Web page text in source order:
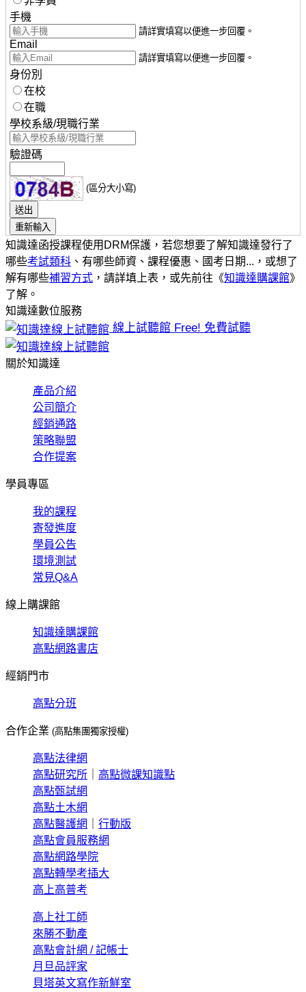
手機
請詳實填寫以便進一步回覆。
Email
請詳實填寫以便進一步回覆。
身份別
在校
在職
學校系級/現職行業
驗證碼
(區分大小寫)
知識達函授課程使用DRM保護，若您想要了解知識達發行了
哪些考試類科 、有哪些師資、課程優惠、國考日期...，或想了
解有哪些補習方式 ，請詳填上表，或先前往《知識達購課館》
了解。
知識達數位服務
線上試聽館 Free! 免費試聽
關於知識達
產品介紹
公司簡介
經銷通路
策略聯盟
合作提案
學員專區
我的課程
寄發進度
學員公告
環境測試
常見Q&A
線上購課館
知識達購課館
高點網路書店
經銷門市
高點分班
合作企業 (高點集團獨家授權)
高點法律網
高點研究所
高點微課知識點
高點甄試網
高點土木網
高點醫護網
行動版
高點會員服務網
高點網路學院
高點轉學考插大
高上高普考
高上社工師
來勝不動產
高點會計網 / 記帳士
月旦品評家
貝塔英文寫作新鮮室